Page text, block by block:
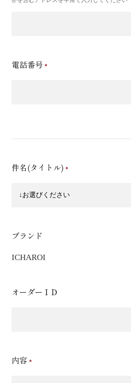
電話番号
件名(タイトル)
ブランド
ICHAROI
オーダーＩＤ
内容